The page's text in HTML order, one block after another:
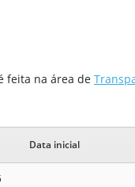
feita na área de
Data inicial